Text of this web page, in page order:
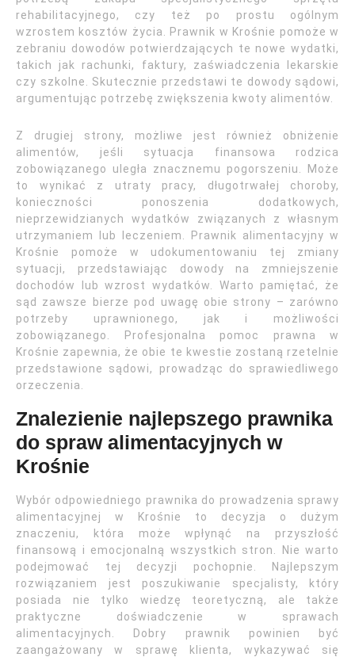
rehabilitacyjnego, czy też po prostu ogólnym
wzrostem kosztów życia. Prawnik w Krośnie pomoże w
zebraniu dowodów potwierdzających te nowe wydatki,
takich jak rachunki, faktury, zaświadczenia lekarskie
czy szkolne. Skutecznie przedstawi te dowody sądowi,
argumentując potrzebę zwiększenia kwoty alimentów.
Z drugiej strony, możliwe jest również obniżenie
alimentów, jeśli sytuacja finansowa rodzica
zobowiązanego uległa znacznemu pogorszeniu. Może
to wynikać z utraty pracy, długotrwałej choroby,
konieczności ponoszenia dodatkowych,
nieprzewidzianych wydatków związanych z własnym
utrzymaniem lub leczeniem. Prawnik alimentacyjny w
Krośnie pomoże w udokumentowaniu tej zmiany
sytuacji, przedstawiając dowody na zmniejszenie
dochodów lub wzrost wydatków. Warto pamiętać, że
sąd zawsze bierze pod uwagę obie strony – zarówno
potrzeby uprawnionego, jak i możliwości
zobowiązanego. Profesjonalna pomoc prawna w
Krośnie zapewnia, że obie te kwestie zostaną rzetelnie
przedstawione sądowi, prowadząc do sprawiedliwego
orzeczenia.
Znalezienie najlepszego prawnika
do spraw alimentacyjnych w
Krośnie
Wybór odpowiedniego prawnika do prowadzenia sprawy
alimentacyjnej w Krośnie to decyzja o dużym
znaczeniu, która może wpłynąć na przyszłość
finansową i emocjonalną wszystkich stron. Nie warto
podejmować tej decyzji pochopnie. Najlepszym
rozwiązaniem jest poszukiwanie specjalisty, który
posiada nie tylko wiedzę teoretyczną, ale także
praktyczne doświadczenie w sprawach
alimentacyjnych. Dobry prawnik powinien być
zaangażowany w sprawę klienta, wykazywać się